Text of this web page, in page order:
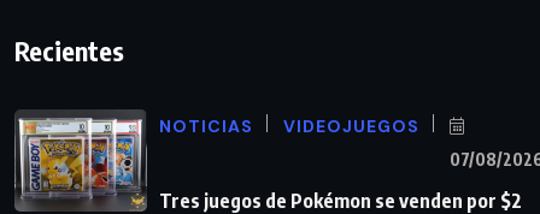
Recientes
NOTICIAS VIDEOJUEGOS
07/08/
Tres juegos de Pokémon se venden por $2